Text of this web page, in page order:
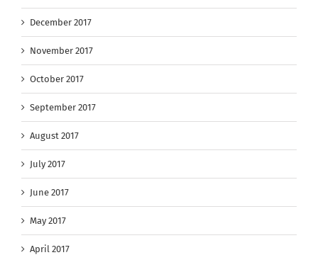
December 2017
November 2017
October 2017
September 2017
August 2017
July 2017
June 2017
May 2017
April 2017